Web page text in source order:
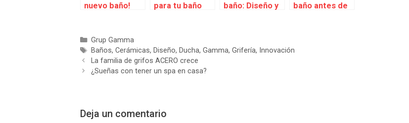
nuevo baño!
para tu baño
baño: Diseño y
verano
baño antes de
Categorías
Grup Gamma
Etiquetas
Baños, Cerámicas, Diseño, Ducha, Gamma, Grifería, Innovación
La familia de grifos ACERO crece
¿Sueñas con tener un spa en casa?
Deja un comentario